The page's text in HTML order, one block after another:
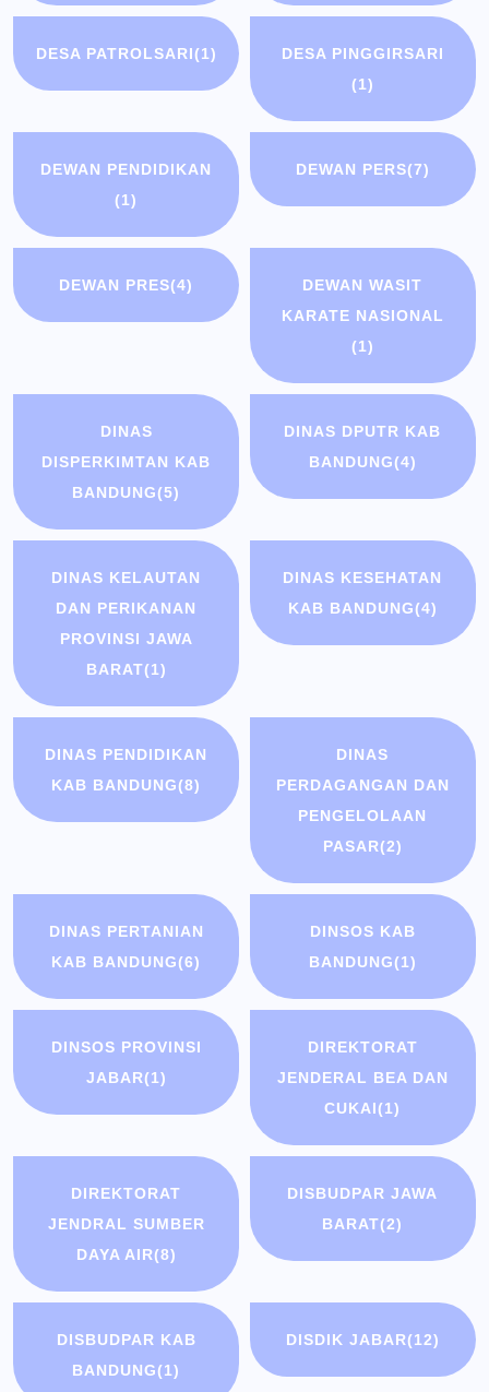
DESA PATROLSARI(1)
DESA PINGGIRSARI
(1)
DEWAN PENDIDIKAN
(1)
DEWAN PERS(7)
DEWAN PRES(4)
DEWAN WASIT
KARATE NASIONAL
(1)
DINAS
DISPERKIMTAN KAB
BANDUNG(5)
DINAS DPUTR KAB
BANDUNG(4)
DINAS KELAUTAN
DAN PERIKANAN
PROVINSI JAWA
BARAT(1)
DINAS KESEHATAN
KAB BANDUNG(4)
DINAS PENDIDIKAN
KAB BANDUNG(8)
DINAS
PERDAGANGAN DAN
PENGELOLAAN
PASAR(2)
DINAS PERTANIAN
KAB BANDUNG(6)
DINSOS KAB
BANDUNG(1)
DINSOS PROVINSI
JABAR(1)
DIREKTORAT
JENDERAL BEA DAN
CUKAI(1)
DIREKTORAT
JENDRAL SUMBER
DAYA AIR(8)
DISBUDPAR JAWA
BARAT(2)
DISBUDPAR KAB
BANDUNG(1)
DISDIK JABAR(12)